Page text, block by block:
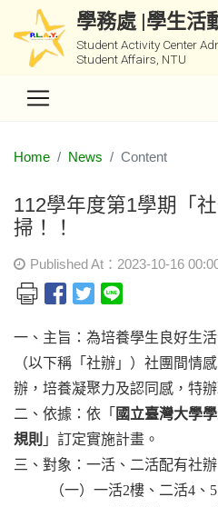
學務處 |學生活
Student Activity Center
Student Affairs, NTU
Home News Content
112學年度第1學期「
掃！！
Published At：2023-10-16
一、主旨：為培養學生良好生
（以下稱「社辦」）社團間情
辦，培養凝聚力及認同感，特
二、依據：依「 國立臺灣大學
規則 」訂定實施計畫。
三、對象：一活、二活配有社
（一）一活2樓、二活4、